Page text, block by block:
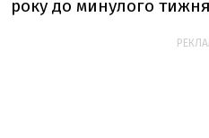
року до минулого